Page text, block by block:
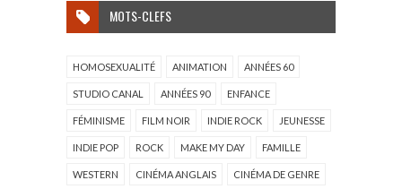
MOTS-CLEFS
HOMOSEXUALITÉ ANIMATION ANNÉES 60
STUDIO CANAL ANNÉES 90 ENFANCE
FÉMINISME FILM NOIR INDIE ROCK JEUNESSE
INDIE POP ROCK MAKE MY DAY FAMILLE
WESTERN CINÉMA ANGLAIS CINÉMA DE GENRE